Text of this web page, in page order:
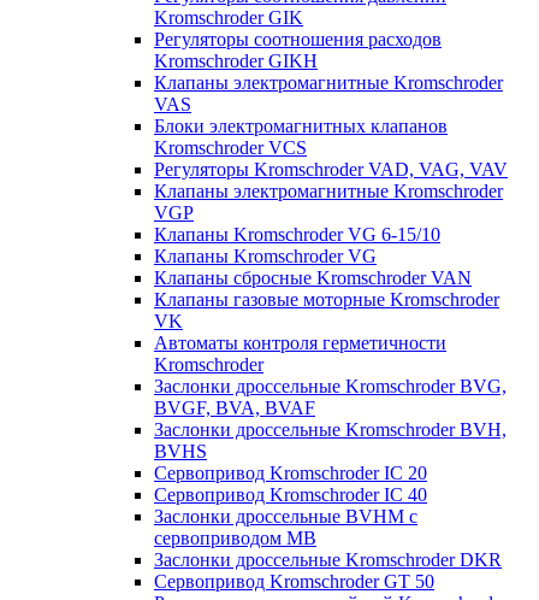
Kromschroder GIK
Регуляторы соотношения расходов
Kromschroder GIKH
Клапаны электромагнитные Kromschroder
VAS
Блоки электромагнитных клапанов
Kromschroder VCS
Регуляторы Kromschroder VAD, VAG, VAV
Клапаны электромагнитные Kromschroder
VGP
Клапаны Kromschroder VG 6-15/10
Клапаны Kromschroder VG
Клапаны сбросные Kromschroder VAN
Клапаны газовые моторные Kromschroder
VK
Автоматы контроля герметичности
Kromschroder
Заслонки дроссельные Kromschroder BVG,
BVGF, BVA, BVAF
Заслонки дроссельные Kromschroder BVH,
BVHS
Сервопривод Kromschroder IC 20
Сервопривод Kromschroder IC 40
Заслонки дроссельные BVHM с
сервоприводом МВ
Заслонки дроссельные Kromschroder DKR
Cервопривод Kromschroder GT 50